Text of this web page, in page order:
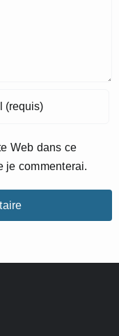
Web dans ce
je commenterai.